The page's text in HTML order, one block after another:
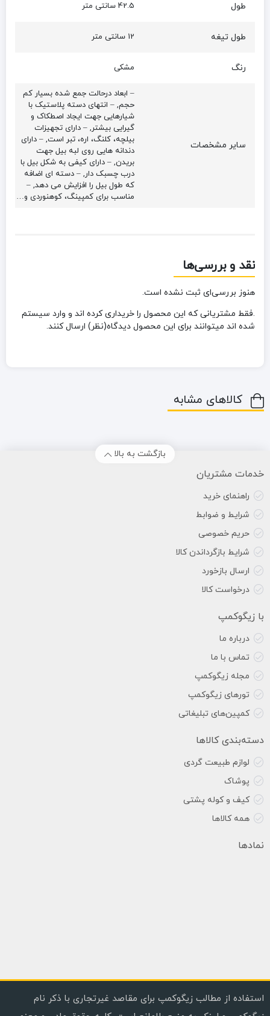
طول 42.5 سانتی متر
طول تیغه 12 سانتی متر
رنگ مشکی
سایر مشخصات
– ابعاد درحالت جمع شده بسیار کم
حجم, – انتهای دسته پلاستیک با
شیارهایی جهت ایجاد اصطکاک و
گیرایی بیشتر, – دارای تجهیزات
بیلچه، کلنگ، اره، تبر است, – دارای
دندانه هایی روی لبه بیل جهت
بریدن, – دارای کیفی به شکل بیل با
درب چسبک دار, – دسته ای اضافه
که طول بیل را افزایش می دهد, –
مناسب برای کمپینگ، کوهنوردی و…
نقد و بررسی‌ها
هنوز بررسی‌ای ثبت نشده است.
.فقط مشتریانی که این محصول را خریداری کرده اند و وارد سیستم
شده اند میتوانند برای این محصول دیدگاه(نظر) ارسال کنند.
کالاهای مشابه
بازگشت به بالا
خدمات مشتریان
راهنمای خرید
شرایط و ضوابط
حریم خصوصی
شرایط بازگرداندن کالا
ارسال بازخورد
درخواست کالا
با زیگوکمپ
درباره ما
تماس با ما
مجله زیگوکمپ
تورهای زیگوکمپ
کمپین‌های تبلیغاتی
دسته‌بندی کالاها
لوازم طبیعت گردی
پوشاک
کیف و کوله پشتی
همه کالاها
نمادها
استفاده از مطالب زیگوکمپ برای مقاصد غیرتجاری با ذکر نام